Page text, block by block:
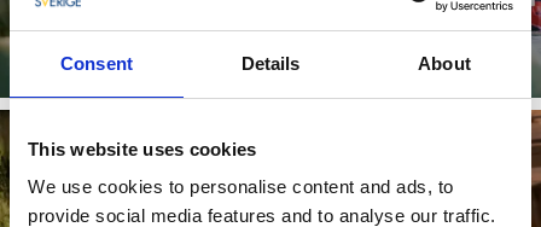
Consent Details About
This website uses cookies
We use cookies to personalise content and ads, to
provide social media features and to analyse our traffic.
Rörstrand Museum
Läs mer